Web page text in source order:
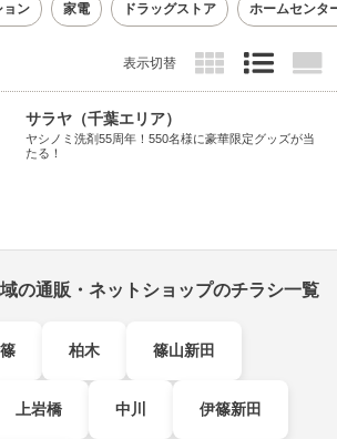
ョン 家電 ドラッグストア ホームセンタ
表示切替
サラヤ（千葉エリア）
ヤシノミ洗剤55周年！550名様に豪華限定グッズが当
たる！
の通販・ネットショップのチラシ一覧
柏木 篠山新田
上岩橋 中川 伊篠新田